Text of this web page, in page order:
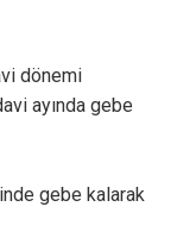
dönemi
ayında gebe
gebe kalarak